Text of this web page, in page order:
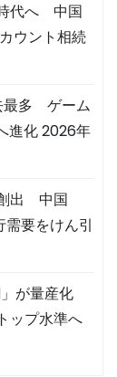
代へ 中国
ウント相続
最多 ゲーム
進化2026年
出 中国
需要をけん引
が量産化
ップ水準へ